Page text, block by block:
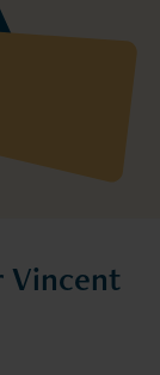
Vincent